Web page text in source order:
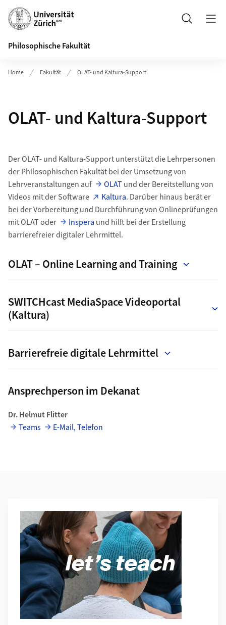
Header
Suche
Philosophische Fakultät
Home Fakultät OLAT- und Kaltura-Support
OLAT- und Kaltura-Support
Der OLAT- und Kaltura-Support unterstützt die Lehrpersonen
der Philosophischen Fakultät bei der Umsetzung von
Lehrveranstaltungen auf
OLATund der Bereitstellung von
Videos mit der Software
Kaltura. Darüber hinaus berät er
bei der Vorbereitung und Durchführung von Onlineprüfungen
mit OLAT oder
Inspera und hilft bei der Erstellung
barrierefreier digitaler Lehrmittel.
OLAT – Online Learning and Training
SWITCHcast MediaSpace Videoportal
(Kaltura)
Barrierefreie digitale Lehrmittel
Ansprechperson im Dekanat
Dr. Helmut Flitter
Teams
E-Mail, Telefon
Mehr zu Teaching Tools